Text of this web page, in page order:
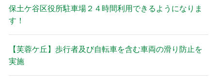
保土ケ谷区役所駐車場２４時間利用できるようになりま
す！
【芙蓉ケ丘】歩行者及び自転車を含む車両の滑り防止を
実施